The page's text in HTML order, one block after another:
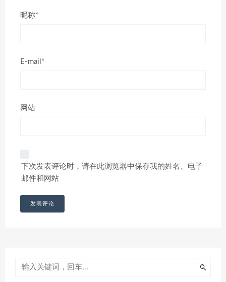
昵称*
E-mail*
网站
下次发表评论时，请在此浏览器中保存我的姓名、电子
邮件和网站